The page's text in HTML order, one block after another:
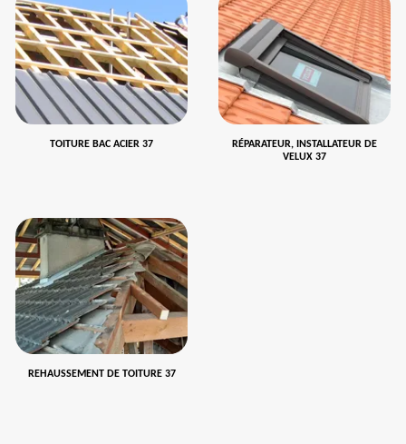
TOITURE BAC ACIER 37
RÉPARATEUR, INSTALLATEUR DE
VELUX 37
REHAUSSEMENT DE TOITURE 37